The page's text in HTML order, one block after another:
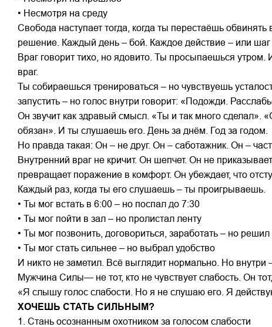
• Несмотря на среду
Свобода наступает тогда, когда ты перестаёшь
решение. Каждый день – бой. Каждое действие – или шаг
Враг говорит тихо, но ядовито. Ты просыпаешься
враг.
Ты собираешься тренироваться – но чувствуешь
запустить – но голос внутри говорит: «Подожди.
Он звучит как здравый смысл. «Ты и так много
обязан». И ты слушаешь его. День за днём. Год за годом.
Но правда такая: Он – не друг. Он – саботажник. Он –
Внутренний враг не кричит. Он шепчет. Он не
превращает поражение в комфорт. Он убеждает, что
Каждый раз, когда ты его слушаешь – ты проигрываешь.
• Ты мог встать в 6:00 – но поспал до 7:30
• Ты мог пойти в зал – но пролистал ленту
• Ты мог позвонить, договориться, заработать – но
• Ты мог стать сильнее – но выбрал удобство
И никто не заметил. Всё выглядит нормально. Но внутри
Мужчина Силы— не тот, кто не чувствует слабость. Он
«Я слышу голос слабости. Но я не слушаю его. Я
ХОЧЕШЬ СТАТЬ СИЛЬНЫМ?
1. Стань осознанным охотником за голосом слабости